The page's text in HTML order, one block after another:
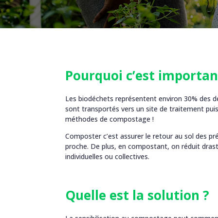
Pourquoi c’est
Les biodéchets représentent environ 30% des
sont transportés vers un site de traitement
méthodes de compostage !
Composter c’est assurer le retour au sol des
proche. De plus, en compostant, on réduit
individuelles ou collectives.
Quelle est la solution ?